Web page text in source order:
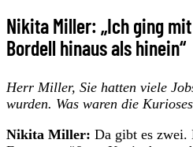
Nikita Miller: „Ich ging
Bordell hinaus als hinein“
Herr Miller, Sie hatten viele
wurden. Was waren die
Nikita Miller: Da gibt es zwei.